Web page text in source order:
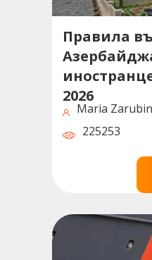
Правила
2026
Maria
225253